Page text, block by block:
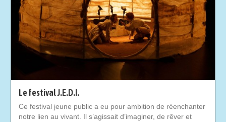
Le festival J.E.D.I.
Ce festival jeune public a eu pour ambition de réenchanter
notre lien au vivant. Il s’agissait d’imaginer, de rêver et